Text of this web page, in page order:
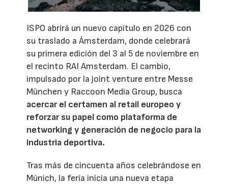
ISPO abrirá un nuevo capítulo en 2026 con
su traslado a Ámsterdam, donde celebrará
su primera edición del 3 al 5 de noviembre en
el recinto RAI Amsterdam. El cambio,
impulsado por la joint venture entre Messe
München y Raccoon Media Group, busca
acercar el certamen al retail europeo y
reforzar su papel como plataforma de
networking y generación de negocio para la
industria deportiva.
Tras más de cincuenta años celebrándose en
Múnich, la feria inicia una nueva etapa